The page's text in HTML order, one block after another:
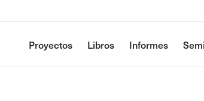
Proyectos Libros Informes